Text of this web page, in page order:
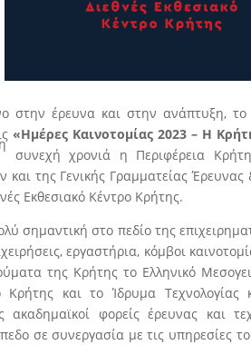
στην έρευνα και στην ανάπτυξη, το
«Ημέρες Καινοτομίας 2023 – Η
συνεχή χρονιά η Περιφέρεια
της Γενικής Γραμματείας
Εκθεσιακό Κέντρο Κρήτης.
σημαντική στο πεδίο της
εργαστήρια, κόμβοι
της Κρήτης το Ελληνικό
Κρήτης και το Ίδρυμα
φορείς έρευνας και
σε συνεργασία με τις υπηρεσίες